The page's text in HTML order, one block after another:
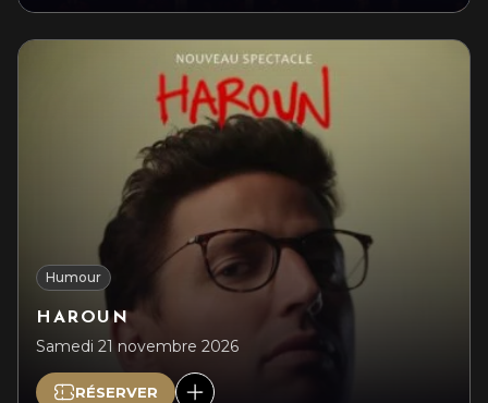
Humour
HAROUN
Samedi 21 novembre 2026
RÉSERVER